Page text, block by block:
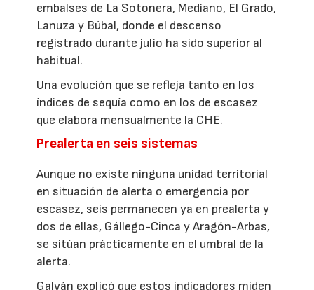
embalses de La Sotonera, Mediano, El Grado,
Lanuza y Búbal, donde el descenso
registrado durante julio ha sido superior al
habitual.
Una evolución que se refleja tanto en los
índices de sequía como en los de escasez
que elabora mensualmente la CHE.
Prealerta en seis sistemas
Aunque no existe ninguna unidad territorial
en situación de alerta o emergencia por
escasez, seis permanecen ya en prealerta y
dos de ellas, Gállego-Cinca y Aragón-Arbas,
se sitúan prácticamente en el umbral de la
alerta.
Galván explicó que estos indicadores miden